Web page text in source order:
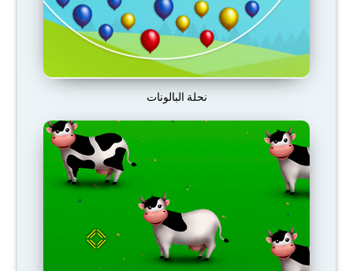
نحلة البالونات